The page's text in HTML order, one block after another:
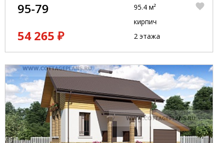
95-79
54 265 ₽
95.4 м²
кирпич
2 этажа